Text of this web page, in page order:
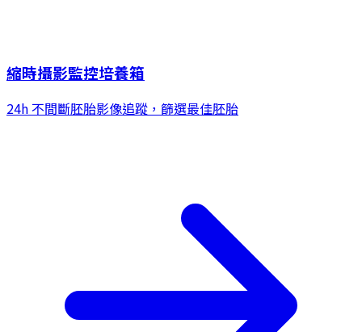
縮時攝影監控培養箱
24h 不間斷胚胎影像追蹤，篩選最佳胚胎